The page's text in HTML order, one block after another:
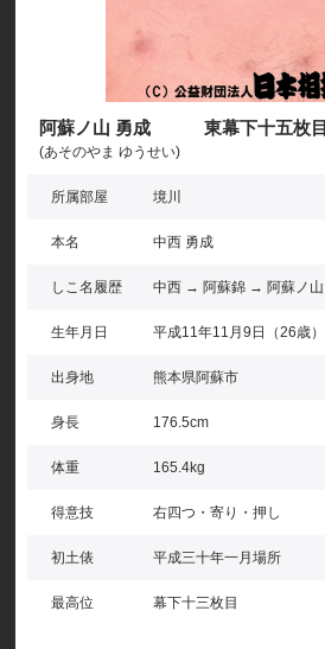
阿蘇ノ山 勇成 東幕下十五枚目
(あそのやま ゆうせい)
所属部屋 境川
本名 中西 勇成
しこ名履歴 中西 → 阿蘇錦 → 阿蘇ノ山
生年月日 平成11年11月9日（26歳）
出身地 熊本県阿蘇市
身長 176.5cm
体重 165.4kg
得意技 右四つ・寄り・押し
初土俵 平成三十年一月場所
最高位 幕下十三枚目